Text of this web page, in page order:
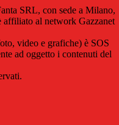
SRL, con sede a Milano,
affiliato al network Gazzanet
video e grafiche) è SOS
ad oggetto i contenuti del